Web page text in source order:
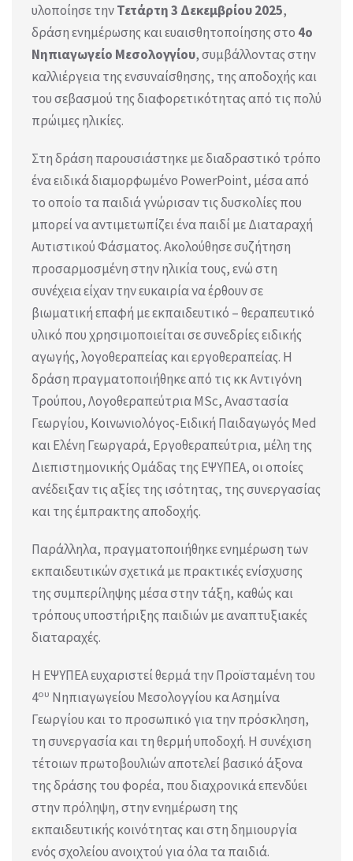
υλοποίησε τηνΤετάρτη 3 Δεκεμβρίου 2025,
δράση ενημέρωσης και ευαισθητοποίησης στο 4ο
Νηπιαγωγείο Μεσολογγίου, συμβάλλοντας στην
καλλιέργεια της ενσυναίσθησης, της αποδοχής και
του σεβασμού της διαφορετικότητας από τις πολύ
πρώιμες ηλικίες.
Στη δράση παρουσιάστηκε με διαδραστικό τρόπο
ένα ειδικά διαμορφωμένο PowerPoint, μέσα από
το οποίο τα παιδιά γνώρισαν τις δυσκολίες που
μπορεί να αντιμετωπίζει ένα παιδί με Διαταραχή
Αυτιστικού Φάσματος. Ακολούθησε συζήτηση
προσαρμοσμένη στην ηλικία τους, ενώ στη
συνέχεια είχαν την ευκαιρία να έρθουν σε
βιωματική επαφή με εκπαιδευτικό – θεραπευτικό
υλικό που χρησιμοποιείται σε συνεδρίες ειδικής
αγωγής, λογοθεραπείας και εργοθεραπείας. Η
δράση πραγματοποιήθηκε από τις κκ Αντιγόνη
Τρούπου, Λογοθεραπεύτρια MSc, Αναστασία
Γεωργίου, Κοινωνιολόγος-Ειδική Παιδαγωγός Med
και Ελένη Γεωργαρά, Εργοθεραπεύτρια, μέλη της
Διεπιστημονικής Ομάδας της ΕΨΥΠΕΑ, οι οποίες
ανέδειξαν τις αξίες της ισότητας, της συνεργασίας
και της έμπρακτης αποδοχής.
Παράλληλα, πραγματοποιήθηκε ενημέρωση των
εκπαιδευτικών σχετικά με πρακτικές ενίσχυσης
της συμπερίληψης μέσα στην τάξη, καθώς και
τρόπους υποστήριξης παιδιών με αναπτυξιακές
διαταραχές.
Η ΕΨΥΠΕΑ ευχαριστεί θερμά την Προϊσταμένη του
4ου Νηπιαγωγείου Μεσολογγίου κα Ασημίνα
Γεωργίου και το προσωπικό για την πρόσκληση,
τη συνεργασία και τη θερμή υποδοχή. Η συνέχιση
τέτοιων πρωτοβουλιών αποτελεί βασικό άξονα
της δράσης του φορέα, που διαχρονικά επενδύει
στην πρόληψη, στην ενημέρωση της
εκπαιδευτικής κοινότητας και στη δημιουργία
ενός σχολείου ανοιχτού για όλα τα παιδιά.